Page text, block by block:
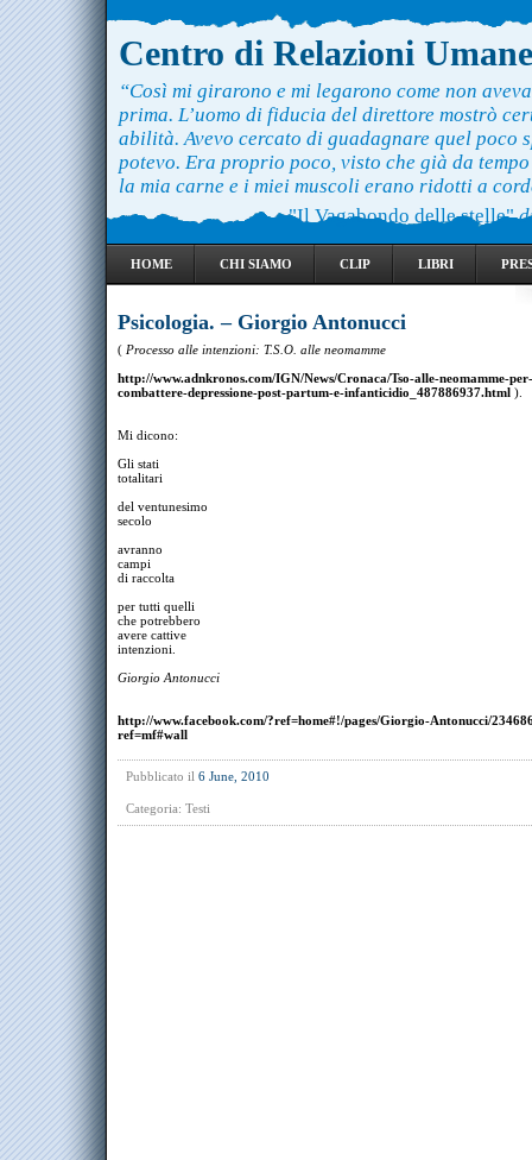
Centro di Relazioni Umane
“Così mi girarono e mi legarono come non
prima. L’uomo di fiducia del direttore mostrò
abilità. Avevo cercato di guadagnare quel poco
potevo. Era proprio poco, visto che già da
la mia carne e i miei muscoli erano ridotti a
"Il Vagabondo delle stelle"
HOME CHI SIAMO CLIP LIBRI
Psicologia. – Giorgio Antonucci
( Processo alle intenzioni: T.S.O. alle neomamme
http://www.adnkronos.com/IGN/News/Cronaca/Tso-alle-neomamme-per-
combattere-depressione-post-partum-e-infanticidio_487886937.html ).
Mi dicono:
Gli stati
totalitari
del ventunesimo
secolo
avranno
campi
di raccolta
per tutti quelli
che potrebbero
avere cattive
intenzioni.
Giorgio Antonucci
http://www.facebook.com/?ref=home#!/pages/Giorgio-Antonucci/
ref=mf#wall
Pubblicato il 6 June, 2010
Categoria: Testi